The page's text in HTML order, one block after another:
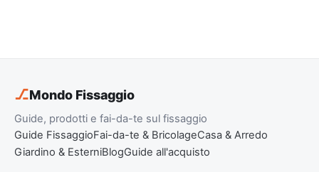
⎇Mondo Fissaggio
Guide, prodotti e fai-da-te sul fissaggio
Guide FissaggioFai-da-te & BricolageCasa & Arredo
Giardino & EsterniBlogGuide all'acquisto